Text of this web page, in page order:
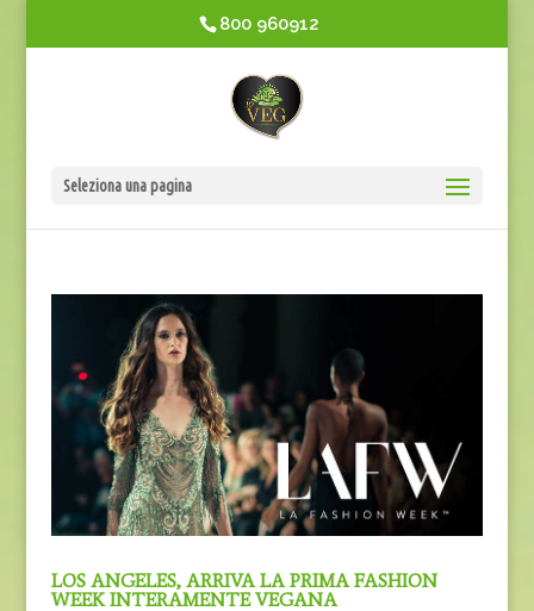
800 960912
Seleziona una pagina
LOS ANGELES, ARRIVA LA PRIMA FASHION
WEEK INTERAMENTE VEGANA